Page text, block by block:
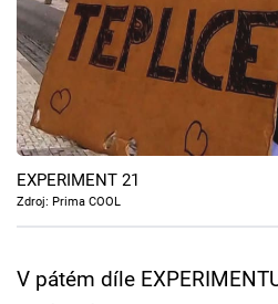
Hry
Cool Esport
Pořady
TV Program
EXPERIMENT 21
Zdroj: Prima COOL
V pátém díle